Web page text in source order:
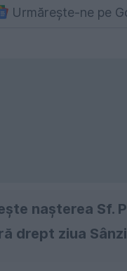
Urmărește-ne pe
nașterea Sf.
drept ziua